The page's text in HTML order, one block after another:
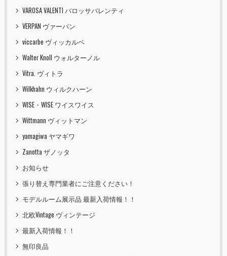
VAROSA VALENTI バロッサバレンティ
VERPAN ヴァーパン
viccarbe ヴィッカルベ
Walter Knoll ウォルターノル
Vitra. ヴィトラ
Wilkhahn ウィルクハーン
WISE・WISE ワイスワイス
Wittmann ヴィットマン
yamagiwa ヤマギワ
Zanotta ザノッタ
お知らせ
張り替え専門業者にご注意ください！
モデルルーム展示品 最新入荷情報！！
北欧Vintage ヴィンテージ
最新入荷情報！！
無印良品